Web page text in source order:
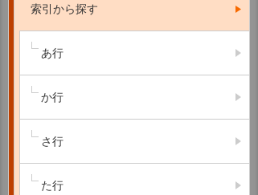
索引から探す
あ行
か行
さ行
た行